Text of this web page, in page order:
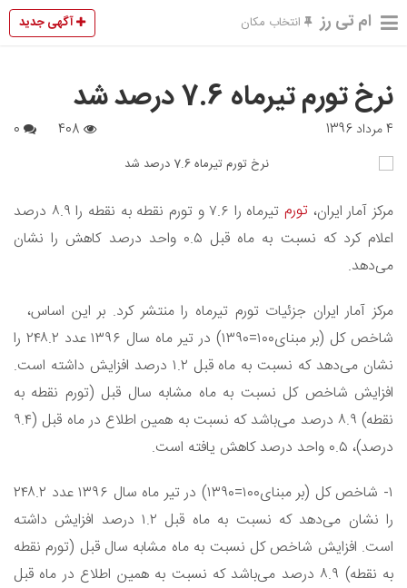
ام تی رز انتخاب مکان آگهی جدید
نرخ تورم تیرماه 7.6 درصد شد
4 مرداد 1396
مرکز آمار ایران، تورم
تیرماه را ۷.۶ و تورم نقطه به نقطه را ۸.۹ درصد
اعلام کرد که نسبت به ماه قبل ۰.۵ واحد درصد کاهش را نشان
می‌دهد.
مرکز آمار ایران جزئیات تورم تیرماه را منتشر کرد. بر این اساس،
شاخص کل (بر مبنای۱۰۰=۱۳۹۰) در تیر ماه سال ۱۳۹۶ عدد ۲۴۸.۲ را
نشان می‌دهد که نسبت به ماه قبل ۱.۲ درصد افزایش داشته است.
افزایش شاخص کل نسبت به ماه مشابه سال قبل (تورم نقطه به
نقطه) ۸.۹ درصد می‌باشد که نسبت به همین اطلاع در ماه قبل (۹.۴
درصد)، ۰.۵ واحد درصد کاهش یافته است.
۱- شاخص کل (بر مبنای۱۰۰=۱۳۹۰) در تیر ماه سال ۱۳۹۶ عدد ۲۴۸.۲
را نشان می‌دهد که نسبت به ماه قبل ۱.۲ درصد افزایش داشته
است. افزایش شاخص کل نسبت به ماه مشابه سال قبل (تورم نقطه
به نقطه) ۸.۹ درصد می‌باشد که نسبت به همین اطلاع در ماه قبل